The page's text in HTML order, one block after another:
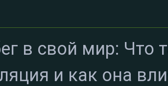
в свой мир: Что
и как она